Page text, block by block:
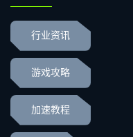
行业资讯
游戏攻略
加速教程